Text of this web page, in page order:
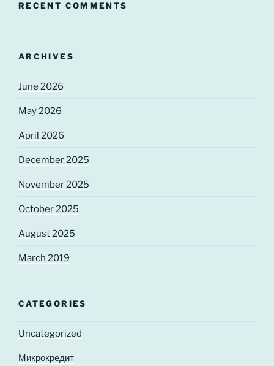
RECENT COMMENTS
ARCHIVES
June 2026
May 2026
April 2026
December 2025
November 2025
October 2025
August 2025
March 2019
CATEGORIES
Uncategorized
Микрокредит